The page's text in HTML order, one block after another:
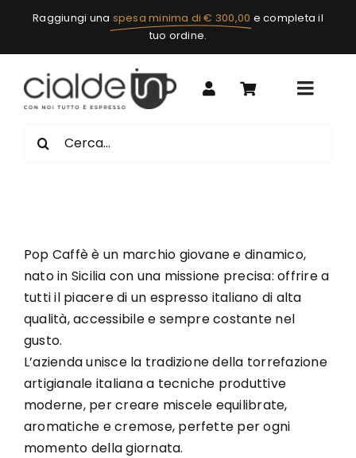
contenuto
Raggiungi una spesa minima di € 300,00 e completa il
tuo ordine.
Toggle
Bevande
Complementi
Cerca
per:
Pop Caffè è un marchio giovane e dinamico,
nato in Sicilia con una missione precisa: offrire a
tutti il piacere di un espresso italiano di alta
qualità, accessibile e sempre costante nel
gusto.
L’azienda unisce la tradizione della torrefazione
artigianale italiana a tecniche produttive
moderne, per creare miscele equilibrate,
aromatiche e cremose, perfette per ogni
momento della giornata.